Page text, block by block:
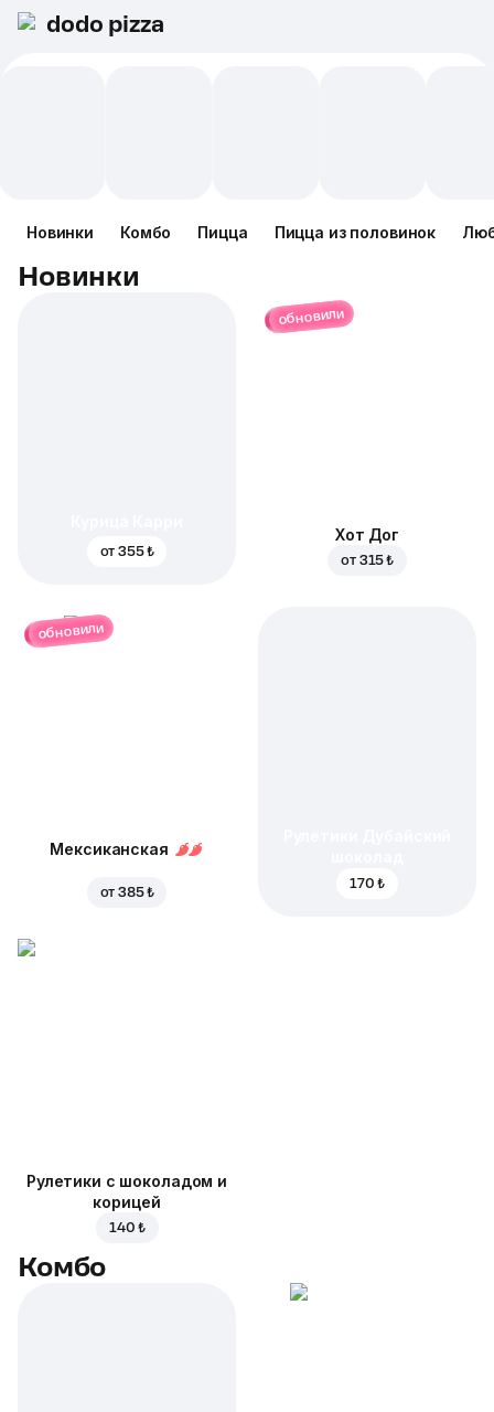
dodo pizza
Новинки Комбо Пицца Пицца из половинок
Новинки
от355 ₺
обновили
Хот Дог
от 315 ₺
обновили
Мексиканская
от385 ₺
170 ₺
Рулетики с шоколадом и
корицей
140 ₺
Комбо